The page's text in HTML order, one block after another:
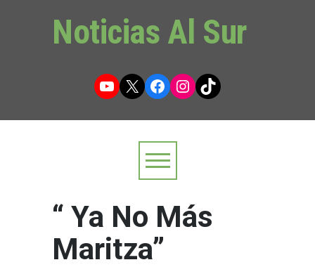
Noticias Al Sur
YouTube
X Facebook
Instagram
TikTok
“ Ya No Más
Maritza”